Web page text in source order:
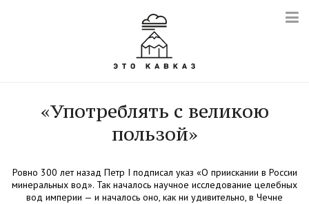
«Употреблять с великою
пользой»
Ровно 300 лет назад Петр I подписал указ «О приискании в России
минеральных вод». Так началось научное исследование целебных
вод империи — и началось оно, как ни удивительно, в Чечне